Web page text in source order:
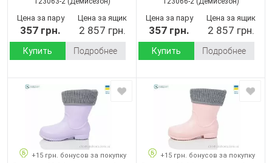
Цена за пару
357 грн.
Цена за ящик
2 857 грн.
Купить Подробнее
Цена за пару
357 грн.
Цена за ящик
2 857 грн.
Купить Подробнее
+15 грн. бонусов за покупку +15 грн. бонусов за покупку